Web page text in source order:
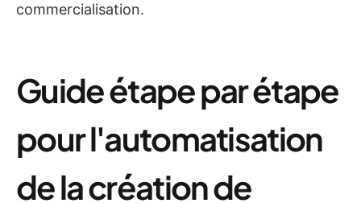
commercialisation.
Guide étape par étape
pour l'automatisation
de la création de